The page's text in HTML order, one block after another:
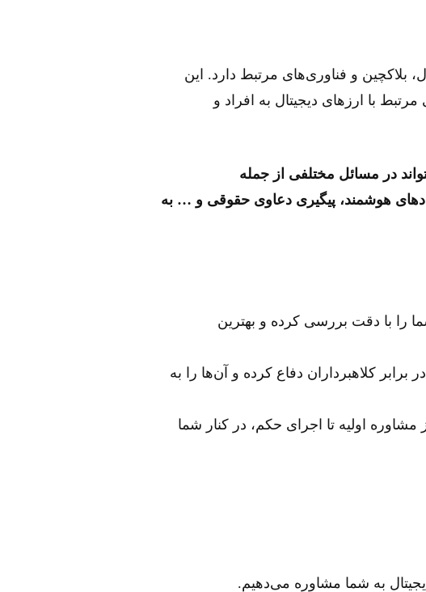
بلاکچین و فناوری‌های مرتبط دارد. این
با ارزهای دیجیتال به افراد و
در مسائل مختلفی از جمله
هوشمند، پیگیری دعاوی حقوقی و … به
را با دقت بررسی کرده و بهترین
برابر کلاهبرداران دفاع کرده و آن‌ها را به
مشاوره اولیه تا اجرای حکم، در کنار شما
به شما مشاوره می‌دهیم.